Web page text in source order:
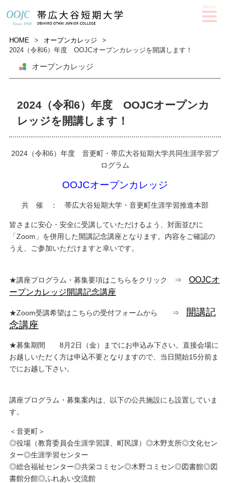
HOME > オープンカレッジ
>
2024（令和6）年度 OOJCオープンカレッジを開講します！
オープンカレッジ
2024（令和6）年度 OOJCオープンカ
レッジを開講します！
2024（令和6）年度 音更町・帯広大谷短期大学共同生涯学習プ
ログラム
OOJCオープンカレッジ
共 催 ： 帯広大谷短期大学・音更町生涯学習推進本部
皆さまに安心・安全に受講していただけるよう、対面並びに
「Zoom」を併用した開講記念講座となります。内容をご確認の
うえ、ご参加いただけますと幸いです。
★講座プログラム・募集要項はこちらをクリック ⇒ OOJCオ
ープンカレッジ開講記念講座
★Zoom受講希望はこちらの受付フォームから ⇒ 開講記
念講座
★募集期間 8月2日（金）までにお申込み下さい。直接会場に
お越しいただく方は申込不要となりますので、当日開始15分前ま
でにお越し下さい。
講座プログラム・募集案内は、以下の公共施設にも設置していま
す。
＜音更町＞
◎役場（教育委員会生涯学習課、町民課）◎木野支所◎文化セン
ター◎生涯学習センター
◎総合福祉センター◎共栄コミセン◎木野コミセン◎図書館◎図
書館分館◎ふれあい交流館